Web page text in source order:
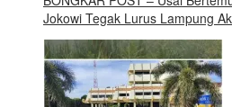
Jokowi Tegak Lurus Lampung